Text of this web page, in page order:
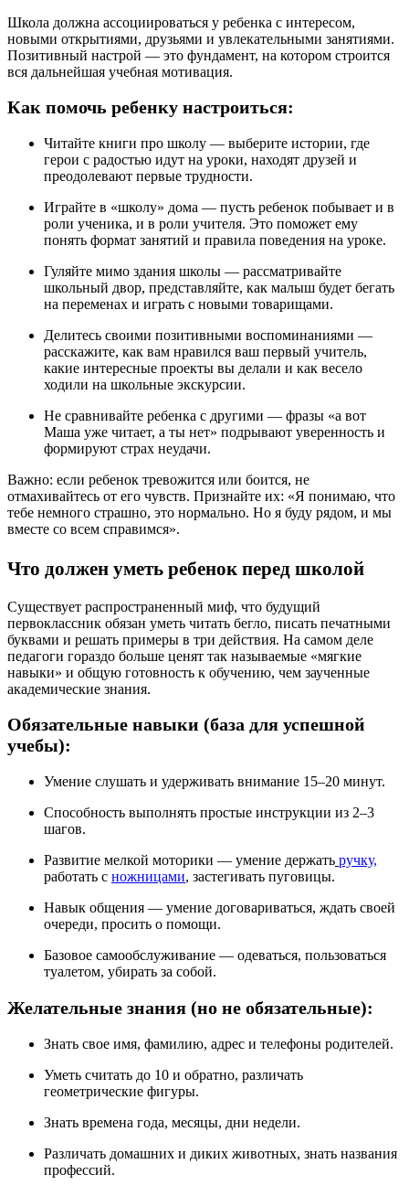
Школа должна ассоциироваться у ребенка с интересом,
новыми открытиями, друзьями и увлекательными занятиями.
Позитивный настрой — это фундамент, на котором строится
вся дальнейшая учебная мотивация.
Как помочь ребенку настроиться:
Читайте книги про школу — выберите истории, где
герои с радостью идут на уроки, находят друзей и
преодолевают первые трудности.
Играйте в «школу» дома — пусть ребенок побывает и в
роли ученика, и в роли учителя. Это поможет ему
понять формат занятий и правила поведения на уроке.
Гуляйте мимо здания школы — рассматривайте
школьный двор, представляйте, как малыш будет бегать
на переменах и играть с новыми товарищами.
Делитесь своими позитивными воспоминаниями —
расскажите, как вам нравился ваш первый учитель,
какие интересные проекты вы делали и как весело
ходили на школьные экскурсии.
Не сравнивайте ребенка с другими — фразы «а вот
Маша уже читает, а ты нет» подрывают уверенность и
формируют страх неудачи.
Важно: если ребенок тревожится или боится, не
отмахивайтесь от его чувств. Признайте их: «Я понимаю, что
тебе немного страшно, это нормально. Но я буду рядом, и мы
вместе со всем справимся».
Что должен уметь ребенок перед школой
Существует распространенный миф, что будущий
первоклассник обязан уметь читать бегло, писать печатными
буквами и решать примеры в три действия. На самом деле
педагоги гораздо больше ценят так называемые «мягкие
навыки» и общую готовность к обучению, чем заученные
академические знания.
Обязательные навыки (база для успешной
учебы):
Умение слушать и удерживать внимание 15–20 минут.
Способность выполнять простые инструкции из 2–3
шагов.
Развитие мелкой моторики — умение держать ручку,
работать с ножницами, застегивать пуговицы.
Навык общения — умение договариваться, ждать своей
очереди, просить о помощи.
Базовое самообслуживание — одеваться, пользоваться
туалетом, убирать за собой.
Желательные знания (но не обязательные):
Знать свое имя, фамилию, адрес и телефоны родителей.
Уметь считать до 10 и обратно, различать
геометрические фигуры.
Знать времена года, месяцы, дни недели.
Различать домашних и диких животных, знать названия
профессий.